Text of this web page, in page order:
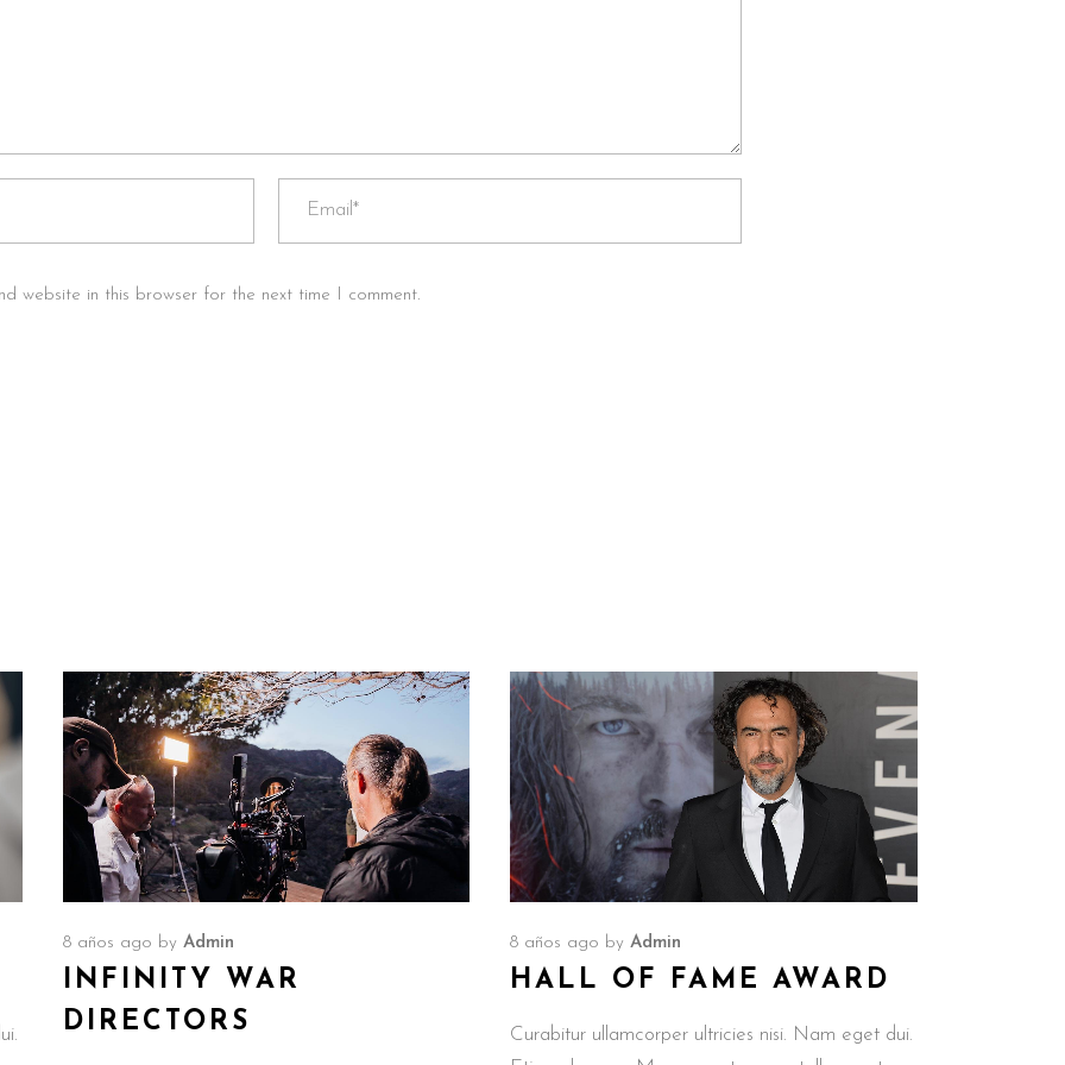
website in this browser for the next time I comment.
8 años ago by Admin
INFINITY WAR
DIRECTORS
8 años ago byAdmin
HALL OF FAME AWARD
Curabitur ullamcorper ultricies nisi. Nam eget dui.